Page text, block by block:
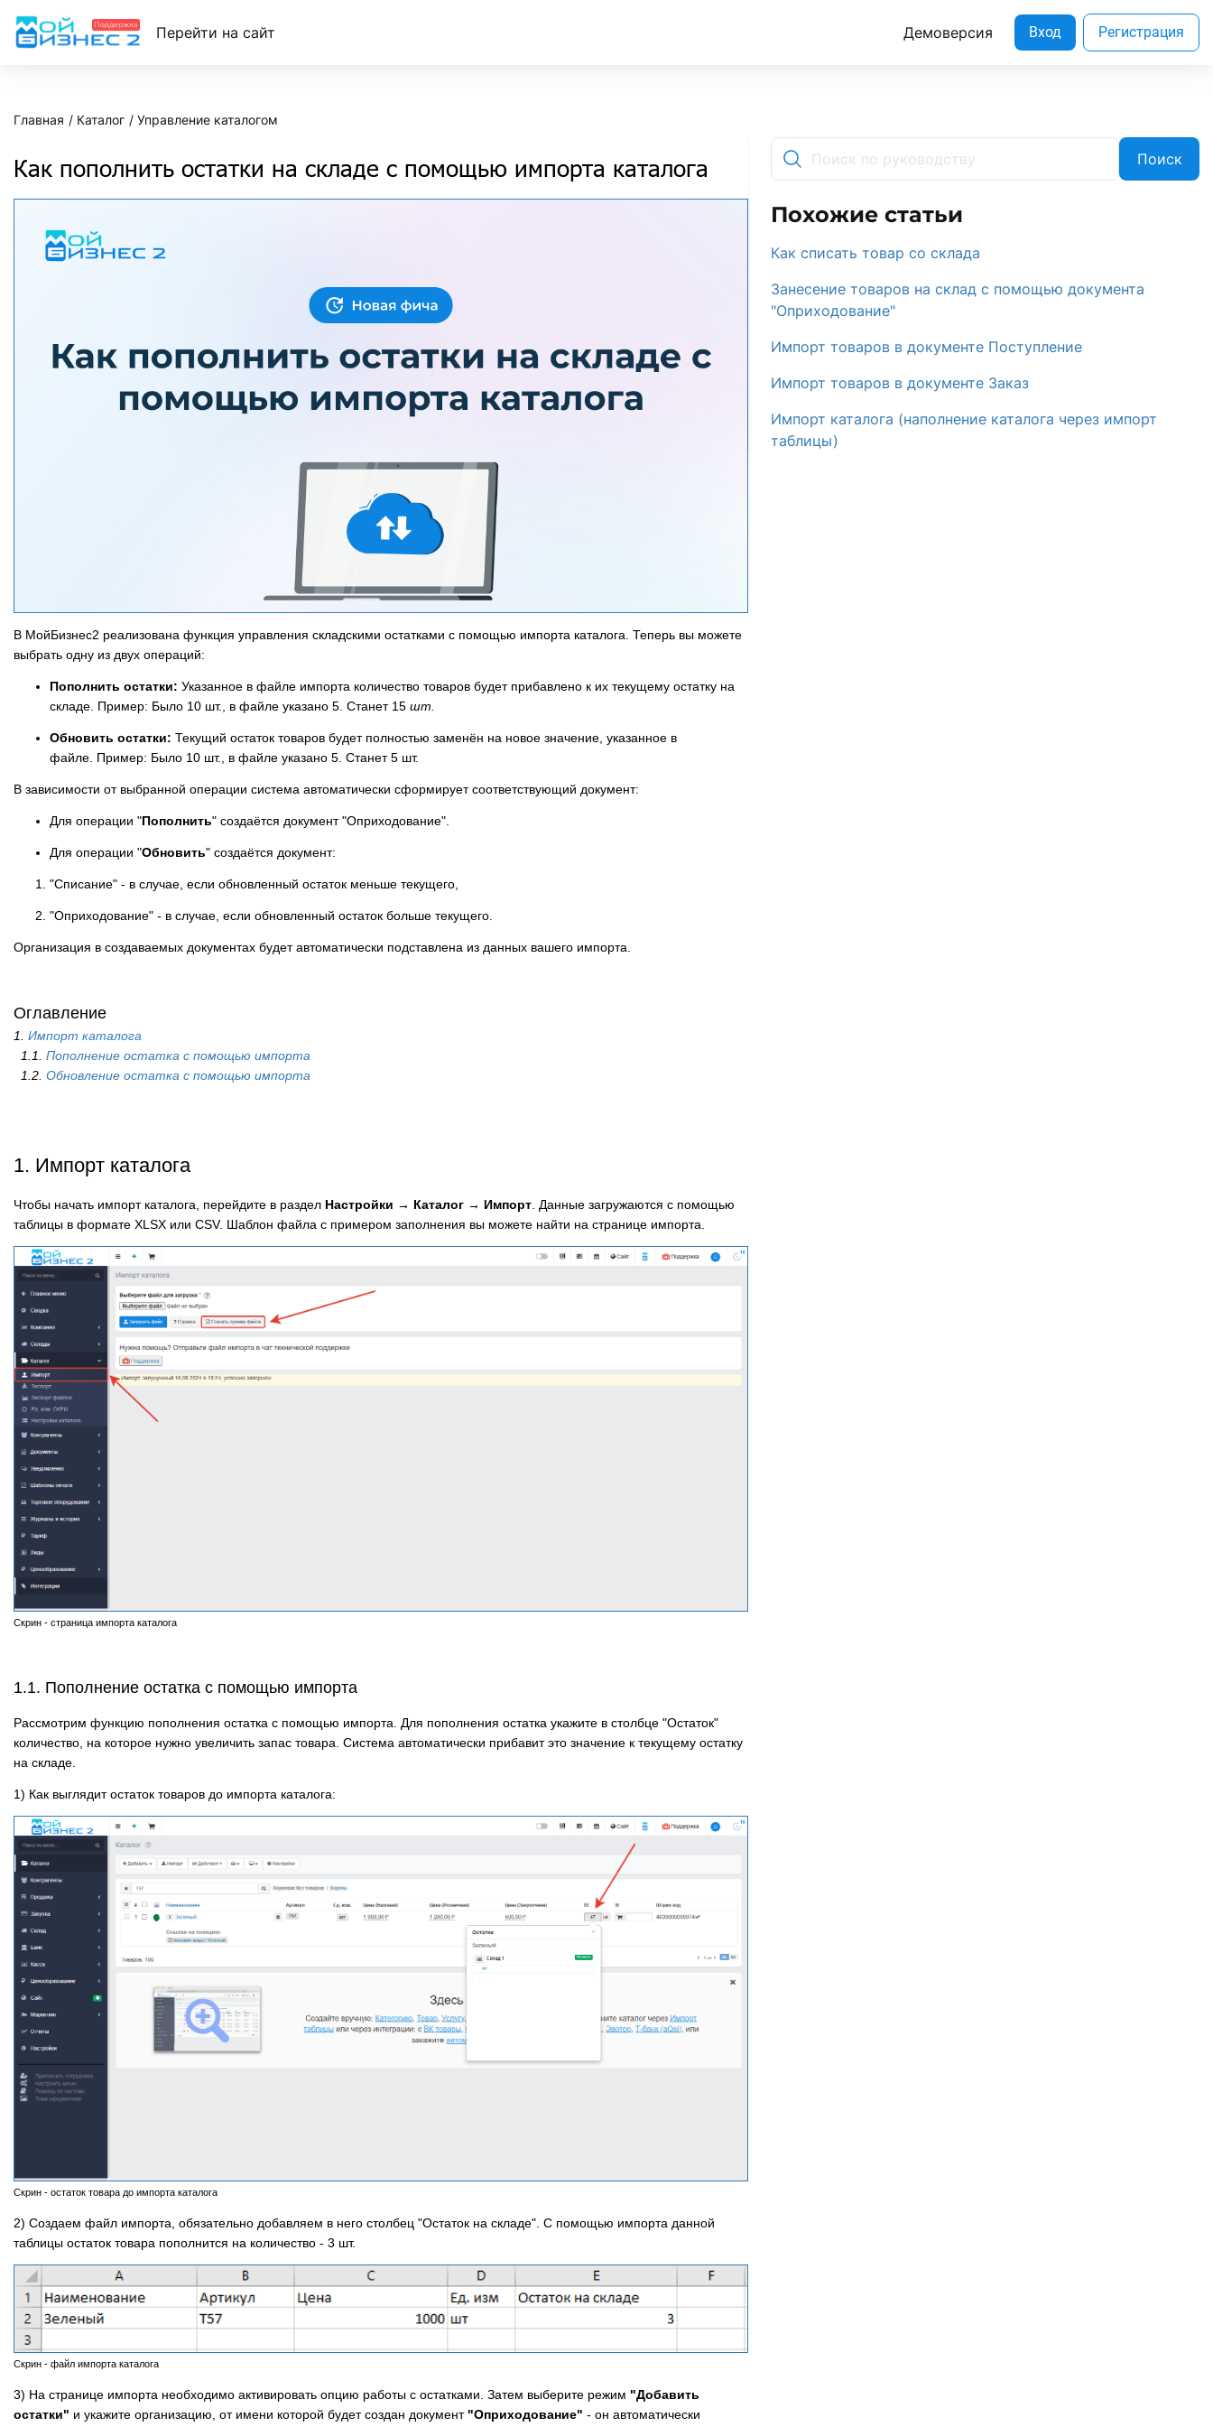
Перейти на сайт Демоверсия Вход Регистрация
Главная Каталог Управление каталогом
Как пополнить остатки на складе с помощью импорта каталога
В МойБизнес2 реализована функция управления складскими остатками с помощью импорта каталога. Теперь вы можете
выбрать одну из двух операций:
Пополнить остатки: Указанное в файле импорта количество товаров будет прибавлено к их текущему остатку на
складе. Пример: Было 10 шт., в файле указано 5. Станет 15 шт.
Обновить остатки: Текущий остаток товаров будет полностью заменён на новое значение, указанное в
файле. Пример: Было 10 шт., в файле указано 5. Станет 5 шт.
В зависимости от выбранной операции система автоматически сформирует соответствующий документ:
Для операции "Пополнить" создаётся документ "Оприходование".
Для операции "Обновить" создаётся документ:
"Списание" - в случае, если обновленный остаток меньше текущего,
"Оприходование" - в случае, если обновленный остаток больше текущего.
Организация в создаваемых документах будет автоматически подставлена из данных вашего импорта.
Оглавление
1. Импорт каталога
1.1. Пополнение остатка с помощью импорта
1.2. Обновление остатка с помощью импорта
1. Импорт каталога
Чтобы начать импорт каталога, перейдите в раздел Настройки → Каталог → Импорт . Данные загружаются с помощью
таблицы в формате XLSX или CSV. Шаблон файла с примером заполнения вы можете найти на странице импорта.
Скрин - страница импорта каталога
1.1. Пополнение остатка с помощью импорта
Рассмотрим функцию пополнения остатка с помощью импорта. Для пополнения остатка укажите в столбце "Остаток"
количество, на которое нужно увеличить запас товара. Система автоматически прибавит это значение к текущему остатку
на складе.
1) Как выглядит остаток товаров до импорта каталога:
Скрин - остаток товара до импорта каталога
2) Создаем файл импорта, обязательно добавляем в него столбец "Остаток на складе". С помощью импорта данной
таблицы остаток товара пополнится на количество - 3 шт.
Скрин - файл импорта каталога
3) На странице импорта необходимо активировать опцию работы с остатками. Затем выберите режим "Добавить
остатки" и укажите организацию, от имени которой будет создан документ "Оприходование" - он автоматически
Поиск
Похожие статьи
Как списать товар со склада
Занесение товаров на склад с помощью документа
"Оприходование"
Импорт товаров в документе Поступление
Импорт товаров в документе Заказ
Импорт каталога (наполнение каталога через импорт
таблицы)